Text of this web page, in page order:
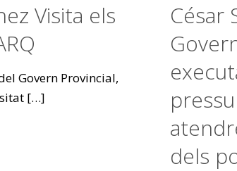
Visita els
Provincial,
[…]
César
dels